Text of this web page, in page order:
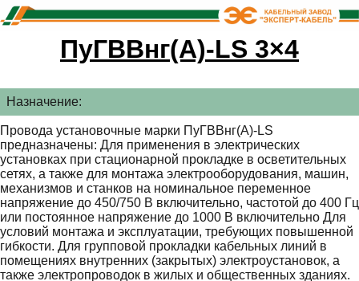
ПуГВВнг(А)-LS 3×4
Назначение:
Провода установочные марки ПуГВВнг(А)-LS
предназначены: Для применения в электрических
установках при стационарной прокладке в осветительных
сетях, а также для монтажа электрооборудования, машин,
механизмов и станков на номинальное переменное
напряжение до 450/750 В включительно, частотой до 400 Гц
или постоянное напряжение до 1000 В включительно Для
условий монтажа и эксплуатации, требующих повышенной
гибкости. Для групповой прокладки кабельных линий в
помещениях внутренних (закрытых) электроустановок, а
также электропроводок в жилых и общественных зданиях.